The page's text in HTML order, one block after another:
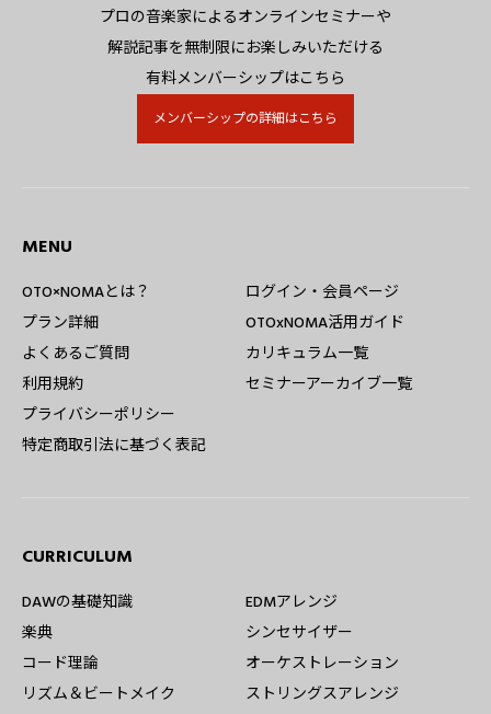
無料でカンタン！
プロの音楽家によるオンラインセミナーや
解説記事を無制限にお楽しみいただける
有料メンバーシップはこちら
メンバーシップの詳細はこちら
MENU
OTO×NOMAとは？
プラン詳細
よくあるご質問
利用規約
プライバシーポリシー
特定商取引法に基づく表記
ログイン・会員ページ
OTOxNOMA活用ガイド
カリキュラム一覧
セミナーアーカイブ一覧
CURRICULUM
DAWの基礎知識
楽典
コード理論
リズム＆ビートメイク
EDMアレンジ
シンセサイザー
オーケストレーション
ストリングスアレンジ